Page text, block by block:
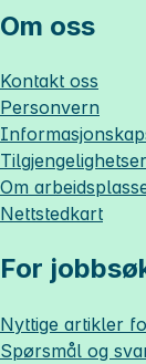
Om oss
Kontakt oss
Personvern
Om
Nettstedkart
For
Nyttige artikler
Spørsmål og